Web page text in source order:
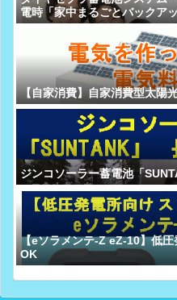
電時「家中まるごとバックアッ
【自家消費】自家消費型太陽
ジンコソーラー蓄電池「
【eソラメンテ-Z eZ-10】低
OK